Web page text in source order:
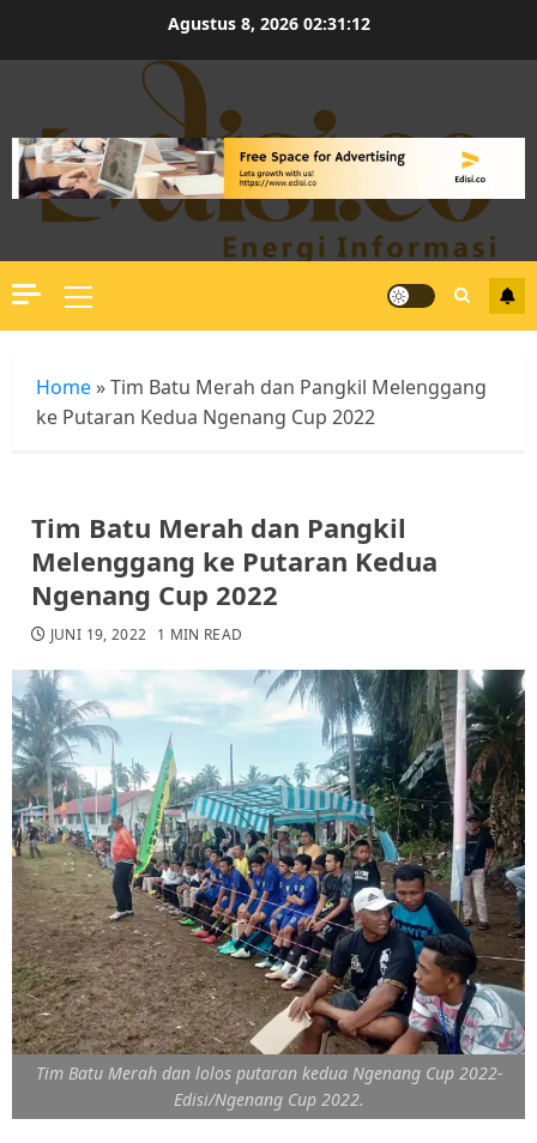
Agustus 8, 2026 02:31:13
Primary
Menu
Home »Tim Batu Merah dan Pangkil Melenggang
ke Putaran Kedua Ngenang Cup 2022
Tim Batu Merah dan Pangkil
Melenggang ke Putaran Kedua
Ngenang Cup 2022
JUNI 19, 2022 1 MIN READ
Tim Batu Merah dan lolos putaran kedua Ngenang Cup 2022-
Edisi/Ngenang Cup 2022.